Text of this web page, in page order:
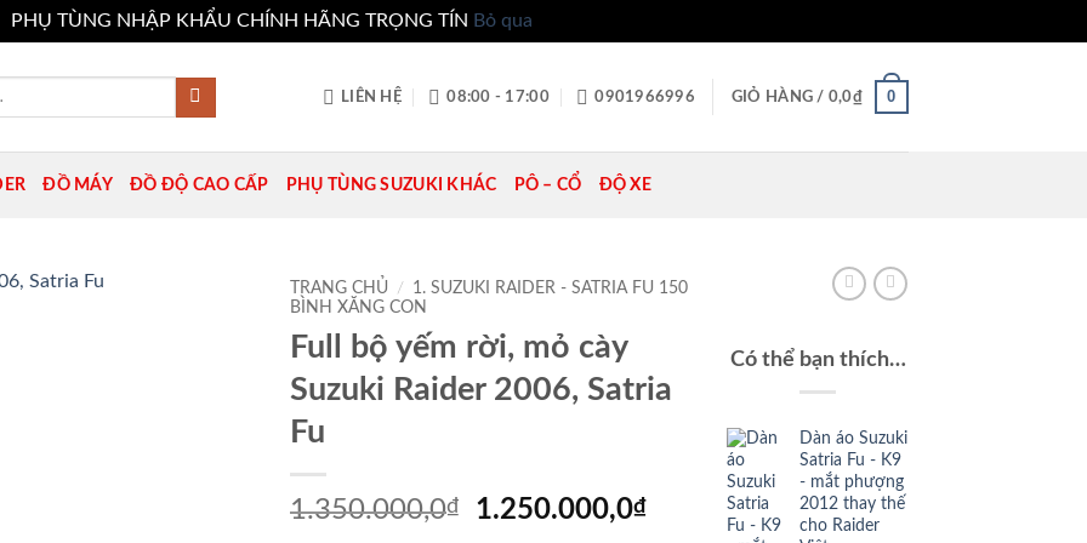
PHỤ TÙNG NHẬP KHẨU CHÍNH HÃNG TRỌNG TÍN Bỏ qua
LIÊN HỆ 08:00 - 17:00 0901966996 GIỎ HÀNG / 0,0₫ 0
ĐỒ MÁY ĐỒ ĐỘ CAO CẤP PHỤ TÙNG SUZUKI KHÁC PÔ – CỔ ĐỘ XE
TRANG CHỦ /
1. SUZUKI RAIDER - SATRIA FU 150
BÌNH XĂNG CON
Full bộ yếm rời, mỏ cày
Suzuki Raider 2006, Satria
Fu
1.350.000,0₫
Giá
1.250.000,0₫Giá
Có thể bạn thích…
Dàn áo Suzuki
Satria Fu - K9
- mắt phượng
2012 thay thế
cho Raider